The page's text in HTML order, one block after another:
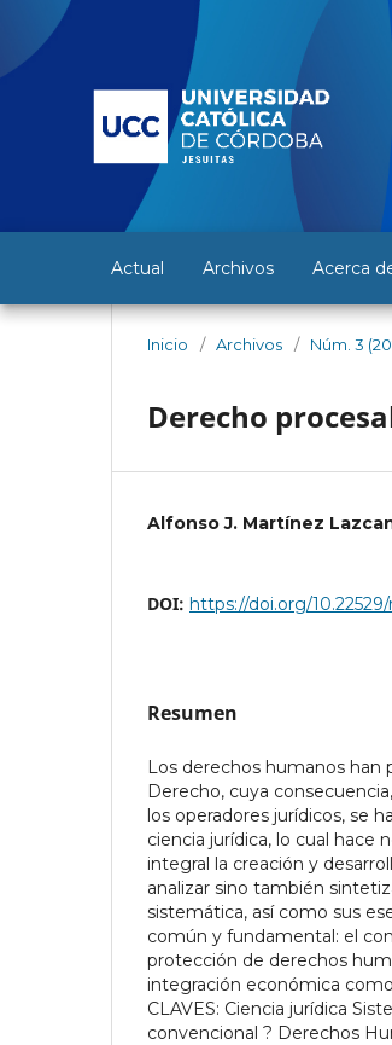
Actual Archivos Acerca
Inicio / Archivos / Núm. 3
Derecho
Alfonso J. Martínez
DOI: https://doi.org/
Resumen
Los derechos humanos
Derecho, cuya
los operadores jurídicos, se
ciencia jurídica, lo cual hace
integral la creación y
analizar sino también
sistemática, así como sus
común y fundamental: el
protección de derechos
integración económica
CLAVES: Ciencia jurídica
convencional ? Derechos